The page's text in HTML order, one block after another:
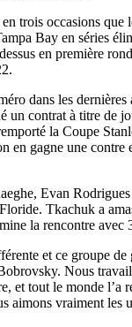
trois occasions que
Bay en séries
en première
dans les dernières
un contrat à titre de
la Coupe
en gagne une contre
Evan
Tkachuk a
la rencontre avec
et ce groupe de
Nous
et tout le monde l’a
aimons vraiment les